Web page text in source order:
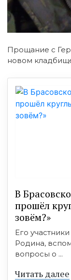
Прощание с
новом
В
прошёл
зовём?»
Его
Родина,
вопросы о ...
Читать далее